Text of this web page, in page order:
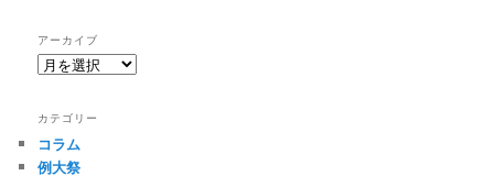
アーカイブ
ア
イ
ブ
カテゴリー
コラム
例大祭